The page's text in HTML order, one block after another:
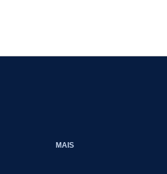
MAIS